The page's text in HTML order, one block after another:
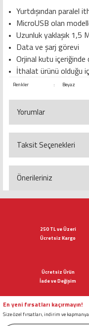
Yurtdışından paralel
MicroUSB olan
Uzunluk yaklaşık 1,5
Data ve şarj görevi
Orjinal kutu içeriğinde
İthalat ürünü olduğu
Renkler : Beyaz
Yorumlar
Bu
Taksit Seçenekleri
Önerileriniz
Ürün bilgilerinde hatalar
Bu ürüne benzer farklı
250 TL ve Üzeri
Ücretsiz Kargo
Ücretsiz Ürün
İade ve Değişim
En yeni fırsatları kaçırmayın!
Size özel fırsatları, indirim ve